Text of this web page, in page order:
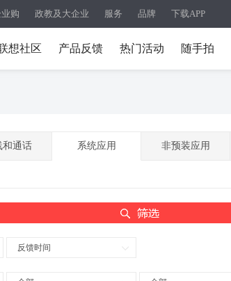
购 政教及大企业 服务 品牌 下载APP
想社区 产品反馈 热门活动 随手拍
和通话 系统应用 非预装应用
反馈时间